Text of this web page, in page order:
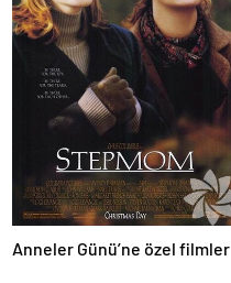
Anneler Günü’ne özel filmler